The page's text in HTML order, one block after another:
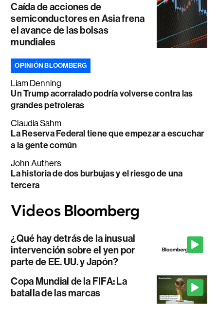
Caída de acciones de
semiconductores en Asia frena
el avance de las bolsas
mundiales
OPINIÓN BLOOMBERG
Liam Denning
Un Trump acorralado podría volverse contra las
grandes petroleras
Claudia Sahm
La Reserva Federal tiene que empezar a escuchar
a la gente común
John Authers
La historia de dos burbujas y el riesgo de una
tercera
¿Qué hay detrás de la inusual
intervención sobre el yen por
parte de EE. UU. y Japón?
Copa Mundial de la FIFA: La
batalla de las marcas